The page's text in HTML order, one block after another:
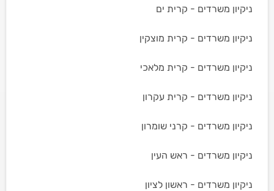
ניקיון משרדים - קרית ים
ניקיון משרדים - קרית מוצקין
ניקיון משרדים - קרית מלאכי
ניקיון משרדים - קרית עקרון
ניקיון משרדים - קרני שומרון
ניקיון משרדים - ראש העין
ניקיון משרדים - ראשון לציון